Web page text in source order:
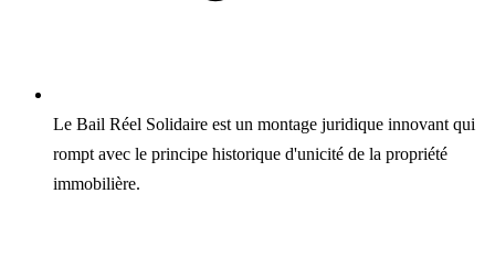
Le Bail Réel Solidaire est un montage juridique innovant qui
rompt avec le principe historique d'unicité de la propriété
immobilière.